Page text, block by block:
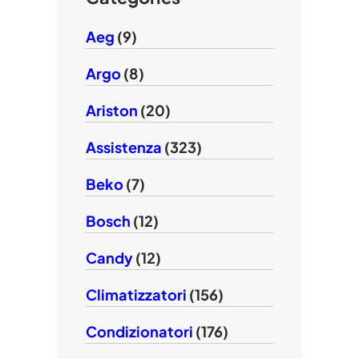
Aeg (9)
Argo(8)
Ariston (20)
Assistenza (323)
Beko(7)
Bosch (12)
Candy(12)
Climatizzatori (156)
Condizionatori (176)